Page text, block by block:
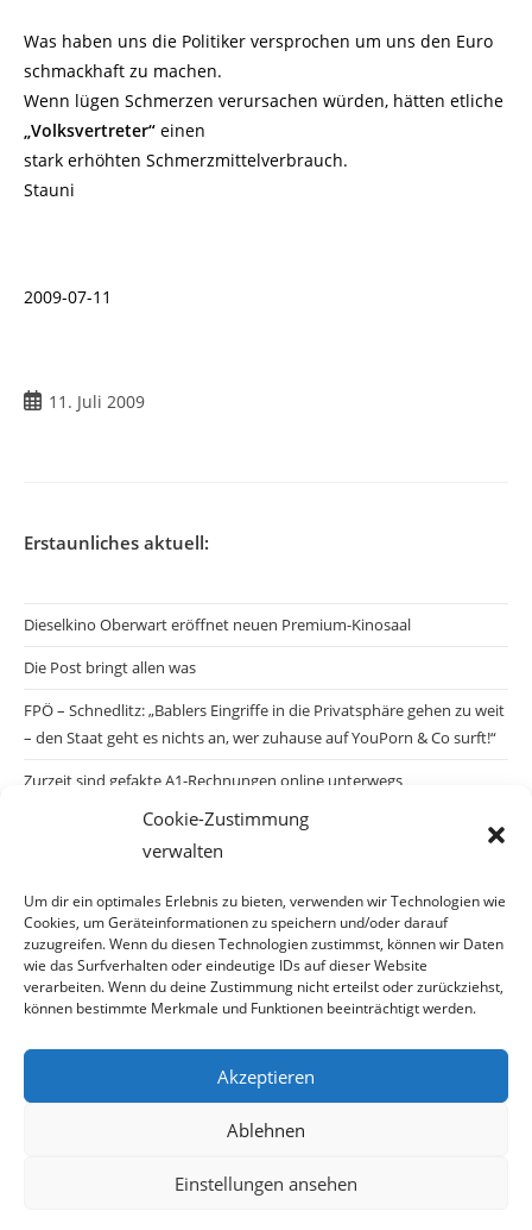
Cookie-Zustimmung
verwalten
Um dir ein optimales Erlebnis zu bieten, verwenden wir Technologien wie
Cookies, um Geräteinformationen zu speichern und/oder darauf
zuzugreifen. Wenn du diesen Technologien zustimmst, können wir Daten
wie das Surfverhalten oder eindeutige IDs auf dieser Website
verarbeiten. Wenn du deine Zustimmung nicht erteilst oder zurückziehst,
können bestimmte Merkmale und Funktionen beeinträchtigt werden.
Akzeptieren
Ablehnen
Einstellungen ansehen
Was haben uns die Politiker versprochen um uns den Euro
schmackhaft zu machen.
Wenn lügen Schmerzen verursachen würden, hätten etliche
„Volksvertreter“ einen
stark erhöhten Schmerzmittelverbrauch.
Stauni
2009-07-11
Beitrag11. Juli 2009
Erstaunliches aktuell:
Dieselkino Oberwart eröffnet neuen Premium-Kinosaal
Die Post bringt allen was
FPÖ – Schnedlitz: „Bablers Eingriffe in die Privatsphäre gehen zu weit
– den Staat geht es nichts an, wer zuhause auf YouPorn & Co surft!“
Zurzeit sind gefakte A1-Rechnungen online unterwegs
Salzburgs Juden und ihre Sicherheit: „Erst nach einem Anschlag wäre
die Gefahr endlich konkret!“
Biologisches Wunder in Ceuta
Ein vermeintliches Abschiebemärchen
Archiv